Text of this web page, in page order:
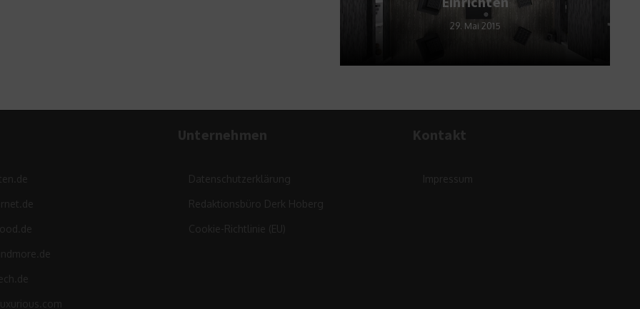
29. Mai 2015
Unternehmen
Datenschutzerklärung
Redaktionsbüro Derk Hoberg
Cookie-Richtlinie (EU)
Kontakt
Impressum